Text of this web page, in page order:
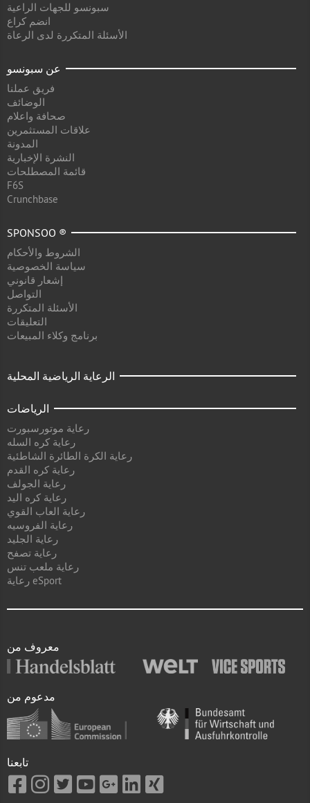
سبونسو للجهات الراعية
انضم كراع
الأسئلة المتكررة لدى الرعاة
عن سبونسو
فريق عملنا
الوضائف
صحافة واعلام
علاقات المستثمرين
المدونة
النشرة الإخبارية
قائمة المصطلحات
F6S
Crunchbase
SPONSOO ®
الشروط والأحكام
سياسة الخصوصية
إشعار قانوني
التواصل
الأسئلة المتكررة
التعليقات
برنامج وكلاء المبيعات
الرعاية الرياضية المحلية
الرياضات
رعاية موتورسبورت
رعاية كره السله
رعاية الكرة الطائرة الشاطئية
رعاية كره القدم
رعاية الجولف
رعاية كره اليد
رعاية العاب القوي
رعاية الفروسيه
رعاية الجليد
رعاية تصفح
رعاية ملعب تنس
رعاية eSport
معروف من
مدعوم من
تابعنا